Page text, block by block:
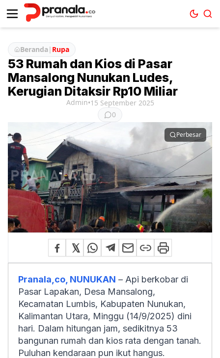
Beranda| Rupa
53 Rumah dan Kios di Pasar
Mansalong Nunukan Ludes,
Kerugian Ditaksir Rp10 Miliar
Admin•15 September 2025
0
Perbesar
Pranala,co, NUNUKAN – Api berkobar di
Pasar Lapakan, Desa Mansalong,
Kecamatan Lumbis, Kabupaten Nunukan,
Kalimantan Utara, Minggu (14/9/2025) dini
hari. Dalam hitungan jam, sedikitnya 53
bangunan rumah dan kios rata dengan tanah.
Puluhan kendaraan pun ikut hangus.